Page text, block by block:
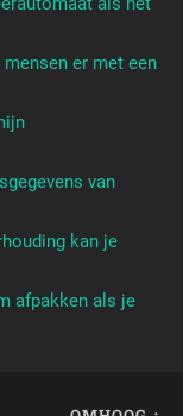
er met een
van
kan je
afpakken als je